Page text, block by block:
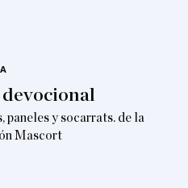
paneles y socarrats. de la
Mascort